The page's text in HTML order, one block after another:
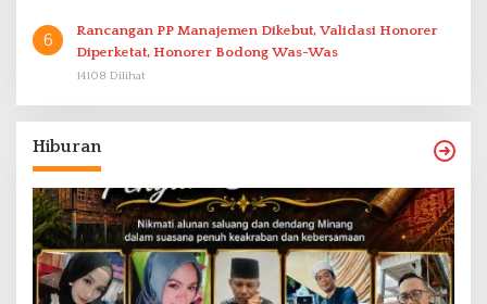
6
Rancangan PP Manajemen Dikebut, Validasi Honorer
Diperketat, Honorer Bodong Was-Was
14108 Dilihat
Hiburan